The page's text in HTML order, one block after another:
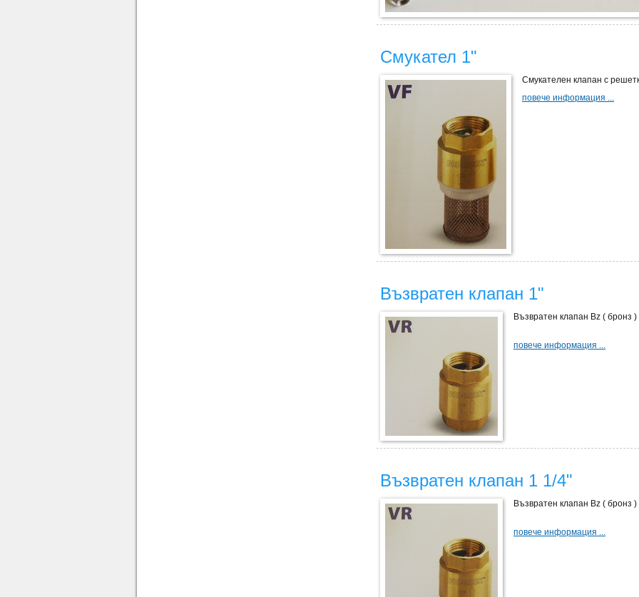
Смукател 1"
Смукателен клапан с
повече информация ...
Възвратен клапан 1"
Възвратен клапан Bz ( бронз )
повече информация ...
Възвратен клапан 1 1/4"
Възвратен клапан Bz ( бронз )
повече информация ...